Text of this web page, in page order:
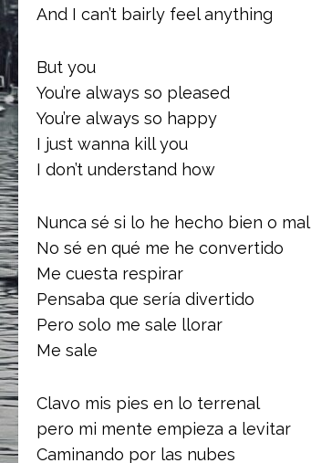
And I can’t bairly feel anything
But you
You’re always so pleased
You’re always so happy
I just wanna kill you
I don’t understand how
Nunca sé si lo he hecho bien o mal
No sé en qué me he convertido
Me cuesta respirar
Pensaba que sería divertido
Pero solo me sale llorar
Me sale
Clavo mis pies en lo terrenal
pero mi mente empieza a levitar
Caminando por las nubes